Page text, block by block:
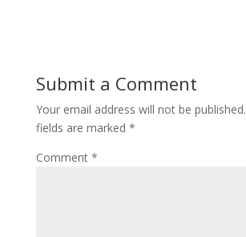
Submit a Comment
Your email address will not be published.
fields are marked *
Comment *